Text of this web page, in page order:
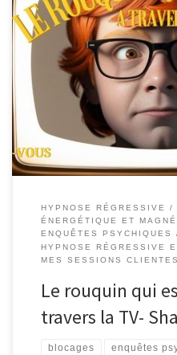
134-FR – Nassira – Le rouquin
Ben Amar Hypnose Régressive
visionnage
Pour plus
ici: « Shbenamar@gmail.com »
directe Opérateur Hypnotique :
Shaffmodèle.com)
Les
HYPNOSE RÉGRESSIVE
ÉNERGÉTIQUE ET
ENQUÊTES PSYCHIQUES
HYPNOSE RÉGRESSIVE
MES SESSIONS CLIENTES
Le rouquin qui
travers la TV-
blocages enquêtes